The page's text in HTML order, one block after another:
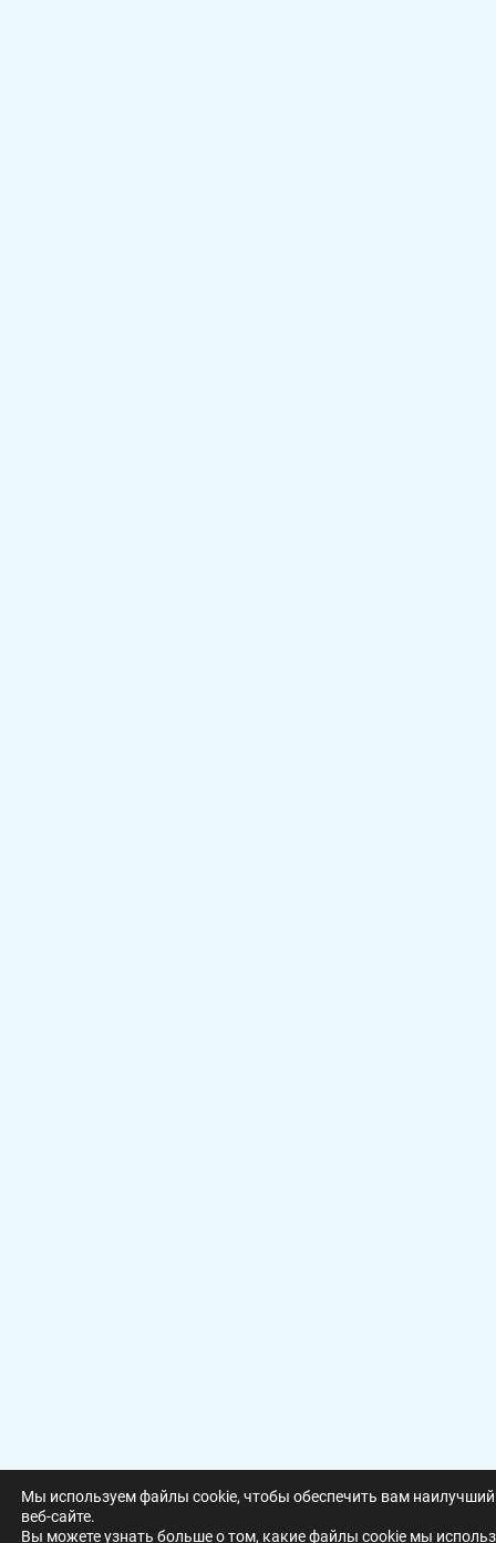
Мы используем файлы cookie, чтобы обеспечить вам
веб-сайте.
Вы можете узнать больше о том, какие файлы cookie мы